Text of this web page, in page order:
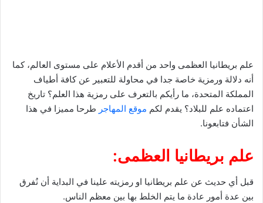
علم بريطانيا العظمى واحد من أقدم الأعلام على مستوى العالم، كما
أنه دلالة ورمزية خاصة جدا في محاولة للتعبير عن كافة أطياف
المملكة المتحدة، ما رأيكم بالتعرف على رمزية هذا العلم؟ تاريخ
اعتماده علم للبلاد؟ يقدم لكم موقع المهاجر طرحا مميزا في هذا
الشأن فتابعونا.
علم بريطانيا العظمى:
قبل أي حديث عن علم بريطانيا او رمزيته علينا في البداية أن نُفرق
بين عدة أمور عادة ما يتم الخلط بها بين معظم الناس.